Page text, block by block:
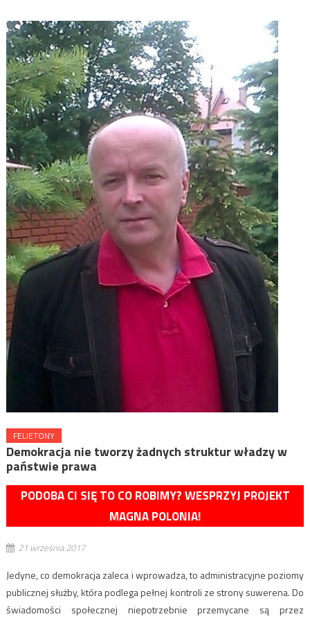
FELIETONY
Demokracja nie tworzy żadnych struktur władzy w
państwie prawa
PODOBA CI SIĘ TO CO ROBIMY? WESPRZYJ PROJEKT
MAGNA POLONIA!
21 września 2017
Jedyne, co demokracja zaleca i wprowadza, to administracyjne poziomy
publicznej służby, która podlega pełnej kontroli ze strony suwerena. Do
świadomości społecznej niepotrzebnie przemycane są przez